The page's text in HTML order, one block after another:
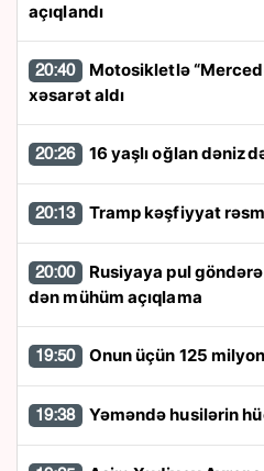
açıqlandı
20:40
xəsarət aldı
20:26 16 yaşlı oğlan
20:13 Tramp kəşfiyyat
20:00
dən mühüm açıqlama
19:50 Onun üçün 125
19:38 Yəməndə husilərin